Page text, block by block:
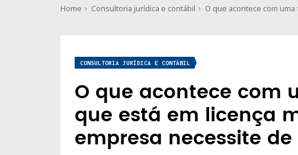
Home Consultoria jurídica e contábil O que acontece com
CONSULTORIA JURÍDICA E CONTÁBIL
O que acontece com
que está em licença
empresa necessite